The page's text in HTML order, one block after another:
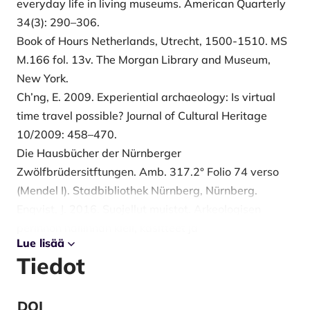
everyday life in living museums. American Quarterly
34(3): 290–306.
Book of Hours Netherlands, Utrecht, 1500-1510. MS
M.166 fol. 13v. The Morgan Library and Museum,
New York.
Ch’ng, E. 2009. Experiential archaeology: Is virtual
time travel possible? Journal of Cultural Heritage
10/2009: 458–470.
Die Hausbücher der Nürnberger
Zwölfbrüdersitftungen. Amb. 317.2° Folio 74 verso
(Mendel I). Stadbibliothek Nürnberg, Nürnberg.
ideologia. Akateeminen väitöskirja, Helsingin
yliopisto. Helsinki: Unigrafia.
ethnography of its perceived value and impact in
Lue lisää
Tiedot
DOI